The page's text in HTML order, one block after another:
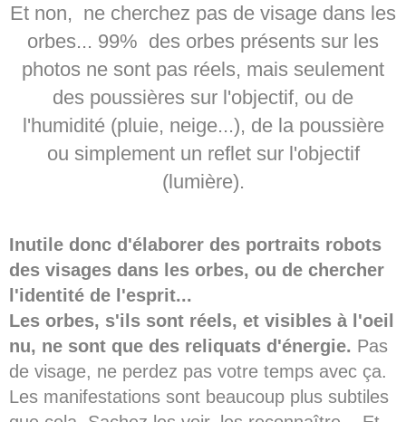
Et non, ne cherchez pas de visage dans les
orbes... 99% des orbes présents sur les
photos ne sont pas réels, mais seulement
des poussières sur l'objectif, ou de
l'humidité (pluie, neige...), de la poussière
ou simplement un reflet sur l'objectif
(lumière).
Inutile donc d'élaborer des portraits robots
des visages dans les orbes, ou de chercher
l'identité de l'esprit...
Les orbes, s'ils sont réels, et visibles à l'oeil
nu, ne sont que des reliquats d'énergie. Pas
de visage, ne perdez pas votre temps avec ça.
Les manifestations sont beaucoup plus subtiles